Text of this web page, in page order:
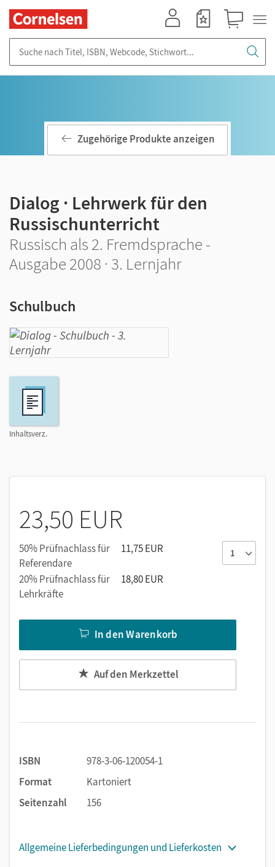
Inhaltsverz.
Zugehörige Produkte anzeigen
Dialog · Lehrwerk für den
Russischunterricht
Russisch als 2. Fremdsprache -
Ausgabe 2008 · 3. Lernjahr
Schulbuch
23,50 EUR
50% Prüfnachlass für
Referendare
11,75 EUR
20% Prüfnachlass für
Lehrkräfte
18,80 EUR
In den Warenkorb
Auf den Merkzettel
ISBN
978-3-06-120054-1
Format
Kartoniert
Seitenzahl
156
Allgemeine Lieferbedingungen und Lieferkosten